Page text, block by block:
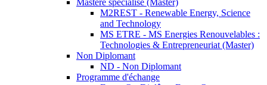
Mastère spécialisé (Master)
M2REST - Renewable Energy, Science
and Technology
MS ETRE - MS Energies Renouvelables :
Technologies & Entrepreneuriat (Master)
Non Diplomant
ND - Non Diplomant
Programme d'échange